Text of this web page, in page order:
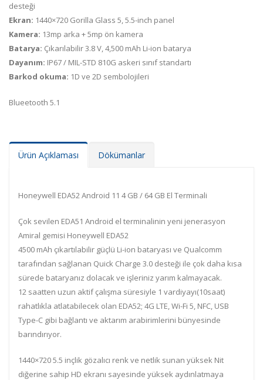
desteği
Ekran: 1440×720 Gorilla Glass 5, 5.5-inch panel
Kamera: 13mp arka + 5mp ön kamera
Batarya: Çıkarılabilir 3.8 V, 4,500 mAh Li-ion batarya
Dayanım: IP67 / MIL-STD 810G askeri sınıf standartı
Barkod okuma: 1D ve 2D sembolojileri
Blueetooth 5.1
Ürün Açıklaması Dökümanlar
Honeywell EDA52 Android 11 4 GB / 64 GB El Terminali
Çok sevilen EDA51 Android el terminalinin yeni jenerasyon
Amiral gemisi Honeywell EDA52
4500 mAh çıkartılabilir güçlü Li-ion bataryası ve Qualcomm
tarafından sağlanan Quick Charge 3.0 desteği ile çok daha kısa
sürede bataryanız dolacak ve işleriniz yarım kalmayacak.
12 saatten uzun aktif çalışma süresiyle 1 vardiyayı(10saat)
rahatlıkla atlatabilecek olan EDA52; 4G LTE, Wi-Fi 5, NFC, USB
Type-C gibi bağlantı ve aktarım arabirimlerini bünyesinde
barındırıyor.
1440×720 5.5 inçlik gözalıcı renk ve netlik sunan yüksek Nit
diğerine sahip HD ekranı sayesinde yüksek aydınlatmaya